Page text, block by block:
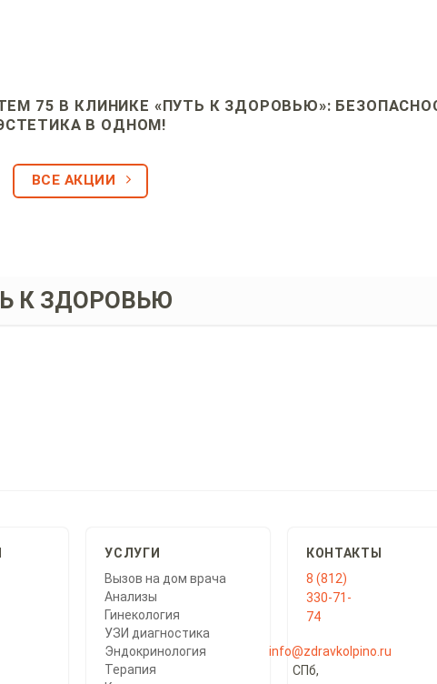
75 В КЛИНИКЕ «ПУТЬ К ЗДОРОВЬЮ»:
В ОДНОМ!
ВСЕ АКЦИИ
К ЗДОРОВЬЮ
УСЛУГИ
Вызов на дом врача
Анализы
Гинекология
УЗИ диагностика
Эндокринология
Терапия
КОНТАКТЫ
8 (812)
330-71-
74
info@zdravkolpino.ru
СПб,